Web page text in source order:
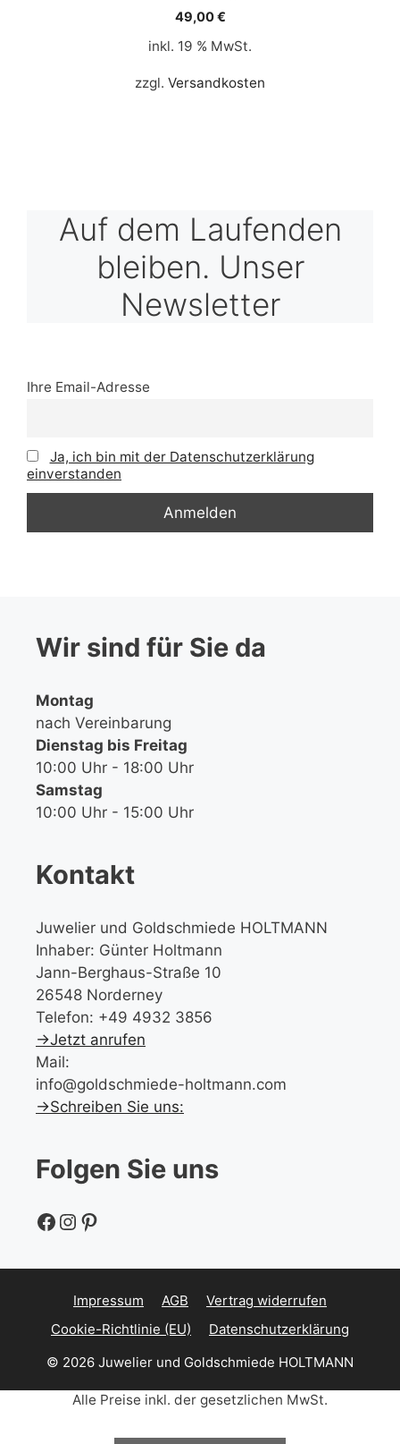
49,00€
inkl. 19 % MwSt.
zzgl. Versandkosten
Auf dem Laufenden
bleiben. Unser
Newsletter
Ihre Email-Adresse
Ja, ich bin mit der Datenschutzerklärung
einverstanden
Wir sind für Sie da
Montag
nach Vereinbarung
Dienstag bis Freitag
10:00 Uhr - 18:00 Uhr
Samstag
10:00 Uhr - 15:00 Uhr
Kontakt
Juwelier und Goldschmiede HOLTMANN
Inhaber: Günter Holtmann
Jann-Berghaus-Straße 10
26548 Norderney
Telefon: +49 4932 3856
→Jetzt anrufen
Mail:
info@goldschmiede-holtmann.com
→Schreiben Sie uns:
Folgen Sie uns
Facebook
Instagram
Pinterest
Impressum AGB
Vertrag widerrufen
Cookie-Richtlinie (EU)
Datenschutzerklärung
© 2026 Juwelier und Goldschmiede HOLTMANN
Alle Preise inkl. der gesetzlichen MwSt.